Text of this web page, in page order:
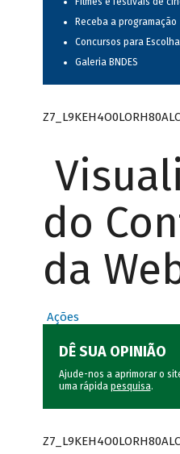
Receba a programação
Concursos para
Galeria BNDES
do
da
Ações
DÊ SUA OPINIÃO
Ajude-nos a aprimorar o
uma rápida pesquisa.